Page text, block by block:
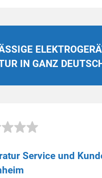
IN GANZ
Service und